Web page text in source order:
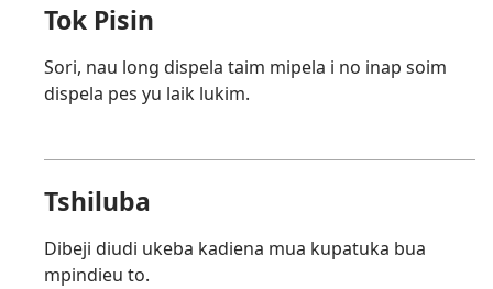
Tok Pisin
Sori, nau long dispela taim mipela i no inap soim
dispela pes yu laik lukim.
Tshiluba
Dibeji diudi ukeba kadiena mua kupatuka bua
mpindieu to.